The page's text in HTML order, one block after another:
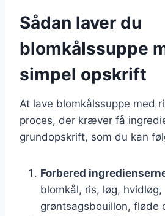
Sådan laver du
blomkålssuppe
simpel opskrift
At lave blomkålssuppe med
proces, der kræver få
grundopskrift, som du kan
Forbered
blomkål, ris, løg, hvidløg,
grøntsagsbouillon, fløde